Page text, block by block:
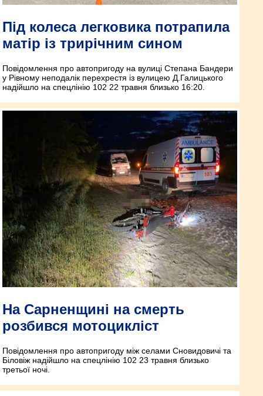
Під колеса легковика потрапила
матір із трирічним сином
Повідомлення про автопригоду на вулиці Степана Бандери
у Рівному неподалік перехрестя із вулицею Д.Галицького
надійшло на спецлінію 102 22 травня близько 16:20.
На Сарненщині на смерть
розбився мотоцикліст
Повідомлення про автопригоду між селами Сновидовичі та
Біловіж надійшло на спецлінію 102 23 травня близько
третьої ночі.